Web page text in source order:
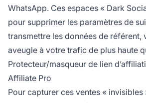
WhatsApp. Ces espaces « Dark
pour supprimer les paramètres de
transmettre les données de référent,
aveugle à votre trafic de plus haute
Protecteur/masqueur de lien
Affiliate Pro
Pour capturer ces ventes « invisibles